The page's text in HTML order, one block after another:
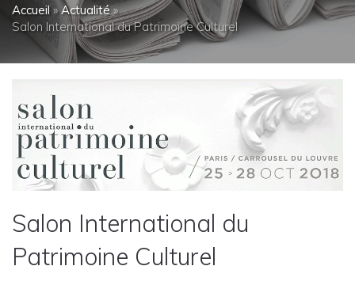
Accueil»Actualité»
Salon International du Patrimoine Culturel
Salon International du
Patrimoine Culturel